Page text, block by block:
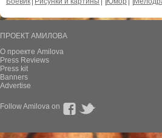
ПРОЕКТ АМИЛОВА
О проекте Amilova
Press Reviews
Press kit
Banners
Advertise
Follow Amilova on